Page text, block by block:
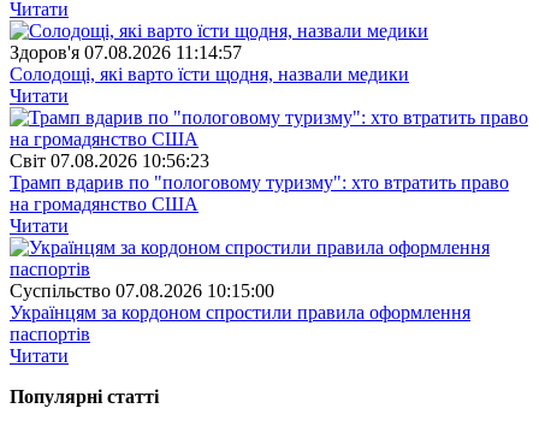
Читати
Здоров'я 07.08.2026 11:14:57
Солодощі, які варто їсти щодня, назвали медики
Читати
Свiт 07.08.2026 10:56:23
Трамп вдарив по "пологовому туризму": хто втратить право
на громадянство США
Читати
Суспiльство 07.08.2026 10:15:00
Українцям за кордоном спростили правила оформлення
паспортів
Читати
Популярнi статтi